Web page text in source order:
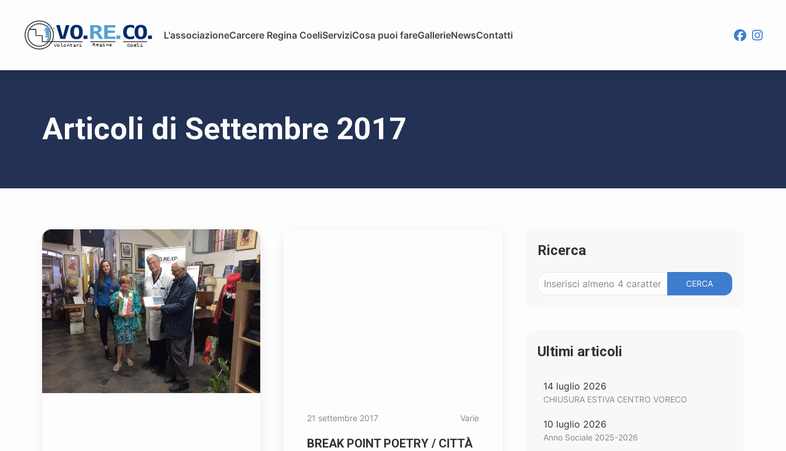
L'associazioneCarcere Regina CoeliServiziCosa puoi fareGallerieNewsContatti
Articoli di Settembre 2017
21 settembre 2017 Varie
BREAK POINT POETRY / CITTÀ
Ricerca
CERCA
Ultimi articoli
14 luglio 2026
CHIUSURA ESTIVA CENTRO VORECO
10 luglio 2026
Anno Sociale 2025-2026